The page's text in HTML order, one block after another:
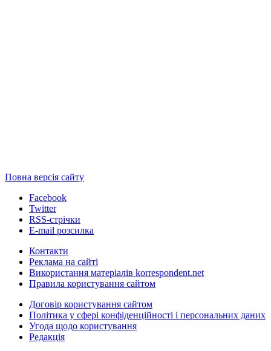
Повна версія сайту
Facebook
Twitter
RSS-стрічки
E-mail розсилка
Контакти
Реклама на сайті
Використання матеріалів korrespondent.net
Правила користування сайтом
Договір користування сайтом
Політика у сфері конфіденційності і персональних даних
Угода щодо користування
Редакція